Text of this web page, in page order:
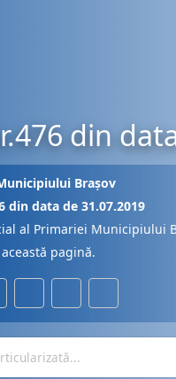
din
Brașov
din data de 31.07.2019
al Primariei Municipiului
pagină.